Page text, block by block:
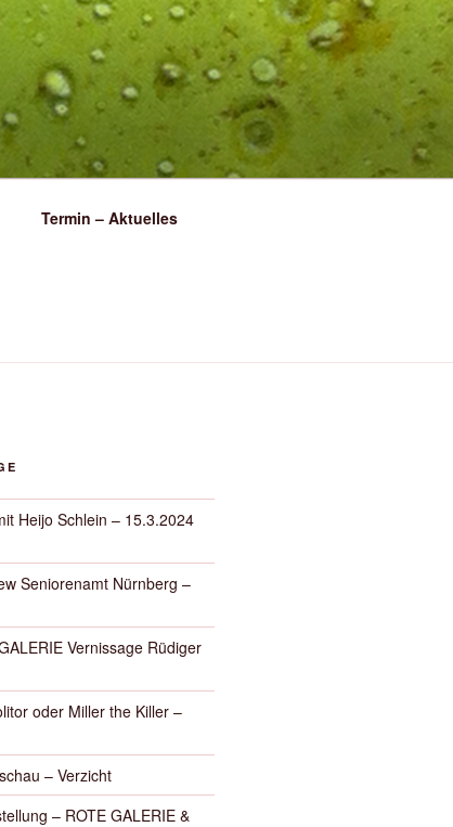
Termin – Aktuelles
Heijo Schlein – 15.3.2024
Seniorenamt Nürnberg –
Vernissage Rüdiger
oder Miller the Killer –
– Verzicht
– ROTE GALERIE &